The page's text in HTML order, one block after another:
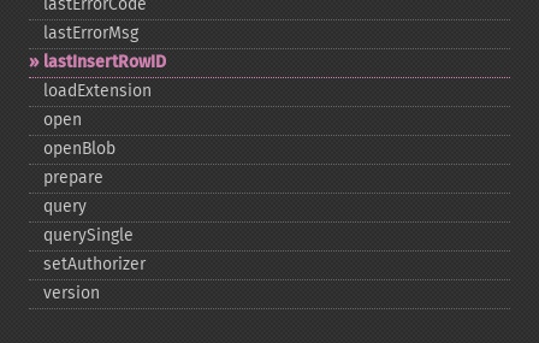
lastErrorCode
lastErrorMsg
lastInsertRowID
loadExtension
open
openBlob
prepare
query
querySingle
setAuthorizer
version